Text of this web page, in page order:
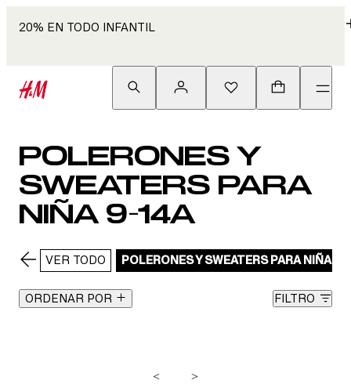
20% EN TODO INFANTIL
POLERONES Y
SWEATERS PARA
NIÑA 9-14A
VER TODO POLERONES Y SWEATERS PARA NIÑA 9-
ORDENAR POR FILTRO
< >